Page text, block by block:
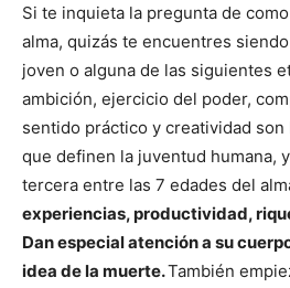
Si te inquieta la pregunta de
alma, quizás te encuentres
joven o alguna de las siguientes
ambición, ejercicio del poder,
sentido práctico y creatividad
que definen la juventud humana,
tercera entre las 7 edades del
experiencias, productividad,
Dan especial atención a su
idea de la muerte.También